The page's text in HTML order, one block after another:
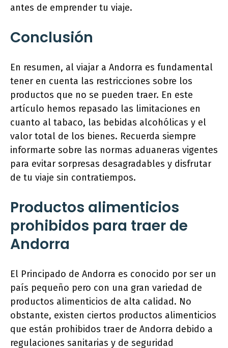
antes de emprender tu viaje.
Conclusión
En resumen, al viajar a Andorra es fundamental
tener en cuenta las restricciones sobre los
productos que no se pueden traer. En este
artículo hemos repasado las limitaciones en
cuanto al tabaco, las bebidas alcohólicas y el
valor total de los bienes. Recuerda siempre
informarte sobre las normas aduaneras vigentes
para evitar sorpresas desagradables y disfrutar
de tu viaje sin contratiempos.
Productos alimenticios
prohibidos para traer de
Andorra
El Principado de Andorra es conocido por ser un
país pequeño pero con una gran variedad de
productos alimenticios de alta calidad. No
obstante, existen ciertos productos alimenticios
que están prohibidos traer de Andorra debido a
regulaciones sanitarias y de seguridad